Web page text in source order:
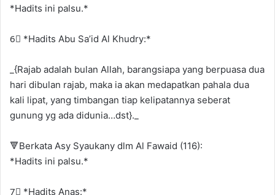
*Hadits ini palsu.*
6⃣ *Hadits Abu Sa’id Al Khudry:*
_{Rajab adalah bulan Allah, barangsiapa yang berpuasa dua
hari dibulan rajab, maka ia akan medapatkan pahala dua
kali lipat, yang timbangan tiap kelipatannya seberat
gunung‏ ‏yg ada didunia…dst}._
🔻Berkata Asy Syaukany dlm Al Fawaid (116):
*Hadits ini palsu.*
7⃣ *Hadits Anas:*